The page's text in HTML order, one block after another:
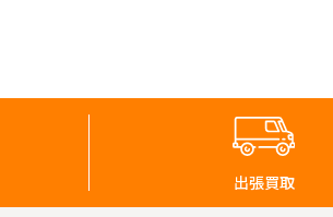
出張買取